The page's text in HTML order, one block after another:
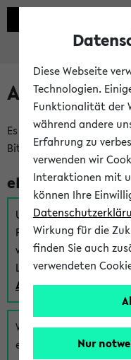
Anmeldung
Es gibt mehrere
Bitte wählen Sie die für
eKVV für
Um sich einen
Funktionen des
verwenden Sie diesen
Login:
Anmeldung zum
Wenn Sie (noch) kein
eKVV auch über einen
Diese Webseite
Technologien.
Funktionalität der
während andere
Erfahrung zu
verwenden wir
Interaktionen mit
können Ihre
Wirkung für die
finden Sie auch
verwendeten
Nur